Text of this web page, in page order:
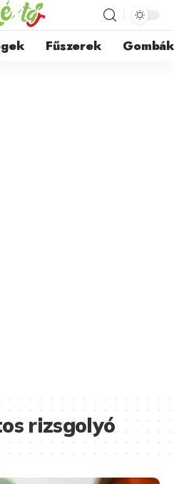
Fűszerek Gombák
rizsgolyó